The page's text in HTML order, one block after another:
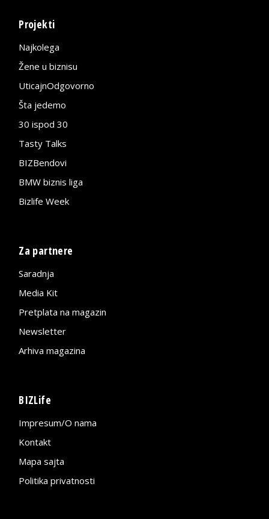
Projekti
Najkolega
Žene u biznisu
UticajnOdgovorno
Šta jedemo
30 ispod 30
Tasty Talks
BIZBendovi
BMW biznis liga
Bizlife Week
Za partnere
Saradnja
Media Kit
Pretplata na magazin
Newsletter
Arhiva magazina
BIZLife
Impresum/O nama
Kontakt
Mapa sajta
Politika privatnosti